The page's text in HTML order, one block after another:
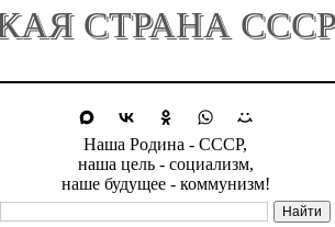
СТРАНА
Наша Родина - СССР,
наша цель - социализм,
наше будущее - коммунизм!